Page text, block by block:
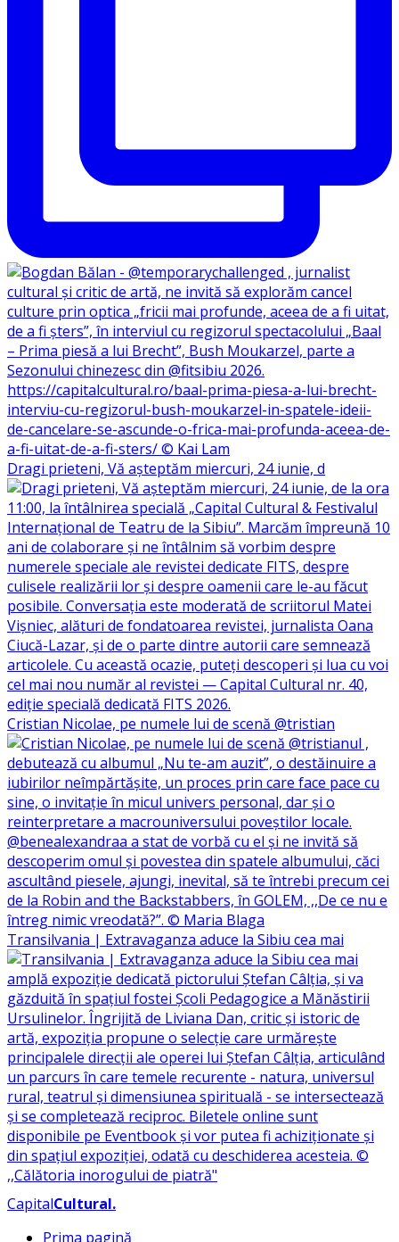
Dragi prieteni, Vă așteptăm miercuri, 24 iunie, d
Cristian Nicolae, pe numele lui de scenă @tristian
Transilvania | Extravaganza aduce la Sibiu cea mai
CapitalCultural.
Prima pagină